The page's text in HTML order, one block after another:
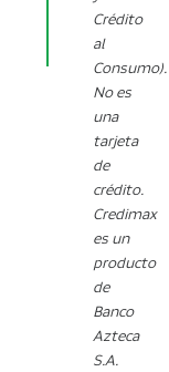
Crédito
al
Consumo).
No es
una
tarjeta
de
crédito.
Credimax
es un
producto
de
Banco
Azteca
S.A.